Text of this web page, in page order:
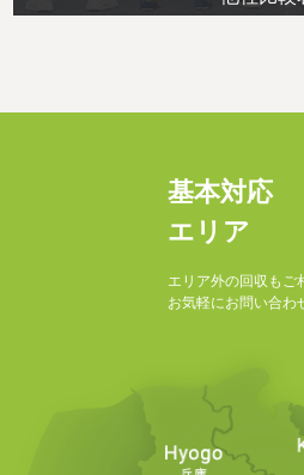
基本対応
エリア
エリア外の回収もご
お気軽にお問い合わ